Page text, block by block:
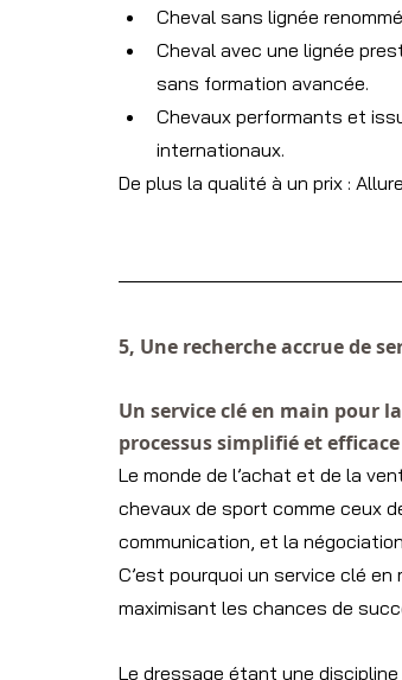
Cheval sans lignée
Cheval avec une lignée
sans formation avancée.
Chevaux performants et
internationaux.
De plus la qualité à un prix :
5, Une recherche accrue de
Un service clé en main pour
processus simplifié et efficace
Le monde de l’achat et de la
chevaux de sport comme ceux
communication, et la
C’est pourquoi un service clé
maximisant les chances de
Le dressage étant une